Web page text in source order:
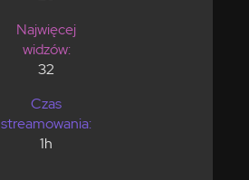
Najwięcej
widzów:
32
Czas
streamowania:
1h